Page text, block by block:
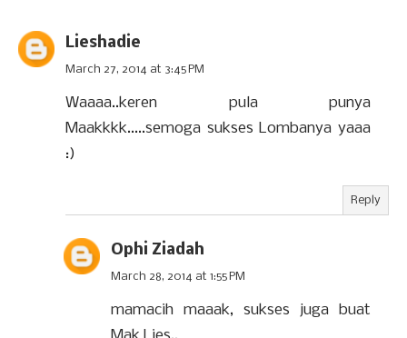
Lieshadie
March 27, 2014 at 3:45 PM
Waaaa..keren pula punya
Maakkkk.....semoga sukses Lombanya yaaa
:)
Reply
Ophi Ziadah
March 28, 2014 at 1:55 PM
mamacih maaak, sukses juga buat